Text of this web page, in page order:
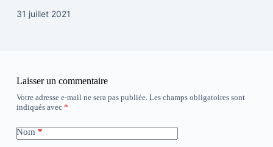
31 juillet 2021
Laisser un commentaire
Votre adresse e-mail ne sera pas publiée. Les champs obligatoires sont
indiqués avec *
Nom *